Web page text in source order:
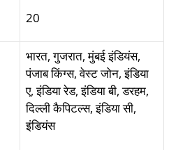
20
भारत, गुजरात, मुंबई इंडियंस,
पंजाब किंग्स, वेस्ट जोन, इंडिया
ए, इंडिया रेड, इंडिया बी, डरहम,
दिल्ली कैपिटल्स, इंडिया सी,
इंडियंस